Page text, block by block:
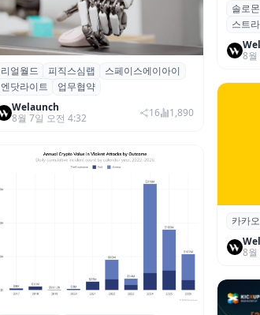
리얼월드, 로봇테크 스타트업 3곳과 손
잡고 휴머노이드 표준 만든다
리얼월드 피직스심랩
스페이스에이아이
엔닷라이트
업무협약
Welaunch
8월 7일 오전 4:32
16 1,890
솔로
입…
솔로
스트
8월
카카
업이
카카오
8월